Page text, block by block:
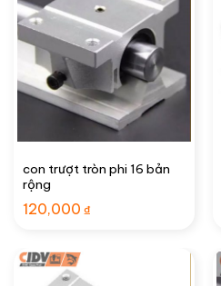
con trượt tròn phi 16 bản
rộng
120,000 ₫